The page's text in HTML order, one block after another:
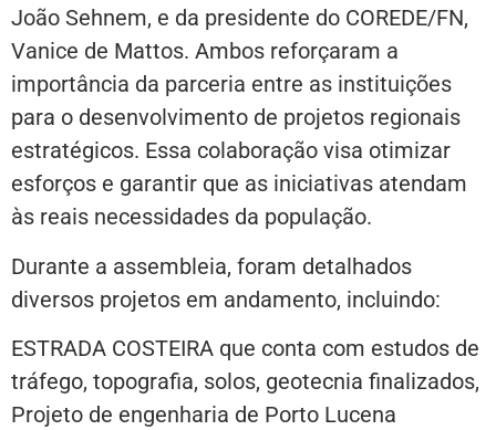
João Sehnem, e da presidente do COREDE/FN,
Vanice de Mattos. Ambos reforçaram a
importância da parceria entre as instituições
para o desenvolvimento de projetos regionais
estratégicos. Essa colaboração visa otimizar
esforços e garantir que as iniciativas atendam
às reais necessidades da população.
Durante a assembleia, foram detalhados
diversos projetos em andamento, incluindo:
ESTRADA COSTEIRA que conta com estudos de
tráfego, topografia, solos, geotecnia finalizados,
Projeto de engenharia de Porto Lucena